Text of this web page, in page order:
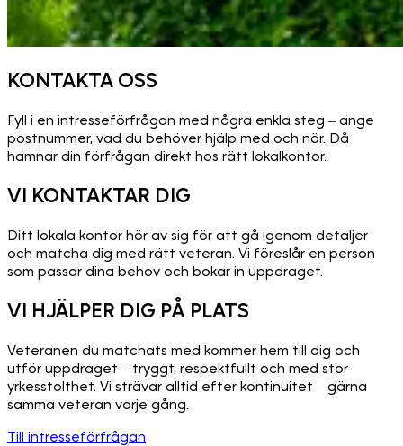
KONTAKTA OSS
Fyll i en intresseförfrågan med några enkla steg – ange
postnummer, vad du behöver hjälp med och när. Då
hamnar din förfrågan direkt hos rätt lokalkontor.
VI KONTAKTAR DIG
Ditt lokala kontor hör av sig för att gå igenom detaljer
och matcha dig med rätt veteran. Vi föreslår en person
som passar dina behov och bokar in uppdraget.
VI HJÄLPER DIG PÅ PLATS
Veteranen du matchats med kommer hem till dig och
utför uppdraget – tryggt, respektfullt och med stor
yrkesstolthet. Vi strävar alltid efter kontinuitet – gärna
samma veteran varje gång.
Till intresseförfrågan